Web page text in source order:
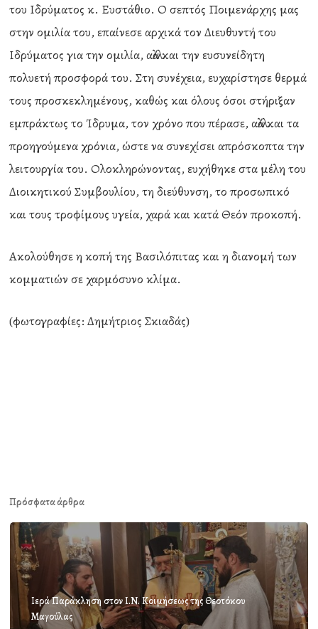
του Ιδρύματος κ. Ευστάθιο. Ο σεπτός Ποιμενάρχης μας
στην ομιλία του, επαίνεσε αρχικά τον Διευθυντή του
Ιδρύματος για την ομιλία, αλλά και την ευσυνείδητη
πολυετή προσφορά του. Στη συνέχεια, ευχαρίστησε θερμά
τους προσκεκλημένους, καθώς και όλους όσοι στήριξαν
εμπράκτως το Ίδρυμα, τον χρόνο που πέρασε, αλλά και τα
προηγούμενα χρόνια, ώστε να συνεχίσει απρόσκοπτα την
λειτουργία του. Ολοκληρώνοντας, ευχήθηκε στα μέλη του
Διοικητικού Συμβουλίου, τη διεύθυνση, το προσωπικό
και τους τροφίμους υγεία, χαρά και κατά Θεόν προκοπή.
Ακολούθησε η κοπή της Βασιλόπιτας και η διανομή των
κομματιών σε χαρμόσυνο κλίμα.
(φωτογραφίες: Δημήτριος Σκιαδάς)
Πρόσφατα άρθρα
Ιερά Παράκληση στον Ι.Ν. Κοιμήσεως της Θεοτόκου
Μαγούλας